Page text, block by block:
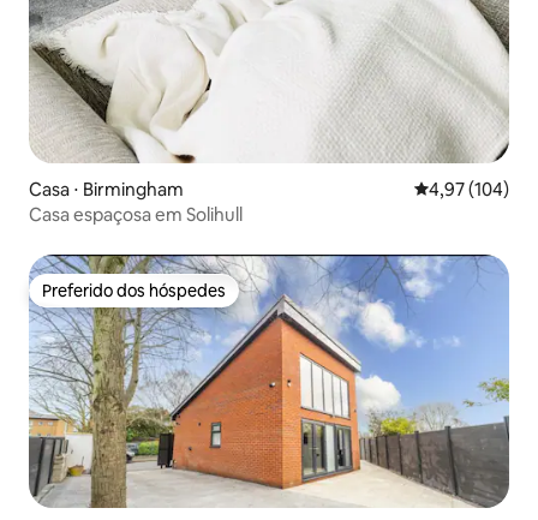
Casa ⋅ Birmingham 4,97 de uma
4,97 (104)
Casa espaçosa em Solihull
Preferido dos hóspedes
Preferido dos hóspedes